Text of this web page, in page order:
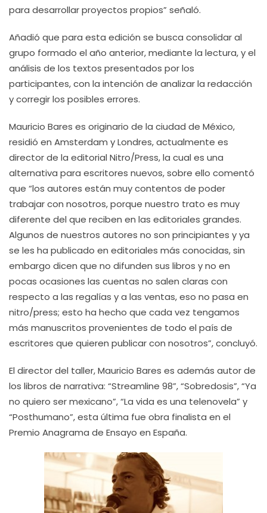
para desarrollar proyectos propios” señaló.
Añadió que para esta edición se busca consolidar al
grupo formado el año anterior, mediante la lectura, y el
análisis de los textos presentados por los
participantes, con la intención de analizar la redacción
y corregir los posibles errores.
Mauricio Bares es originario de la ciudad de México,
residió en Amsterdam y Londres, actualmente es
director de la editorial Nitro/Press, la cual es una
alternativa para escritores nuevos, sobre ello comentó
que “los autores están muy contentos de poder
trabajar con nosotros, porque nuestro trato es muy
diferente del que reciben en las editoriales grandes.
Algunos de nuestros autores no son principiantes y ya
se les ha publicado en editoriales más conocidas, sin
embargo dicen que no difunden sus libros y no en
pocas ocasiones las cuentas no salen claras con
respecto a las regalías y a las ventas, eso no pasa en
nitro/press; esto ha hecho que cada vez tengamos
más manuscritos provenientes de todo el país de
escritores que quieren publicar con nosotros”, concluyó.
El director del taller, Mauricio Bares es además autor de
los libros de narrativa: “Streamline 98”, “Sobredosis”, “Ya
no quiero ser mexicano”, “La vida es una telenovela” y
“Posthumano”, esta última fue obra finalista en el
Premio Anagrama de Ensayo en España.